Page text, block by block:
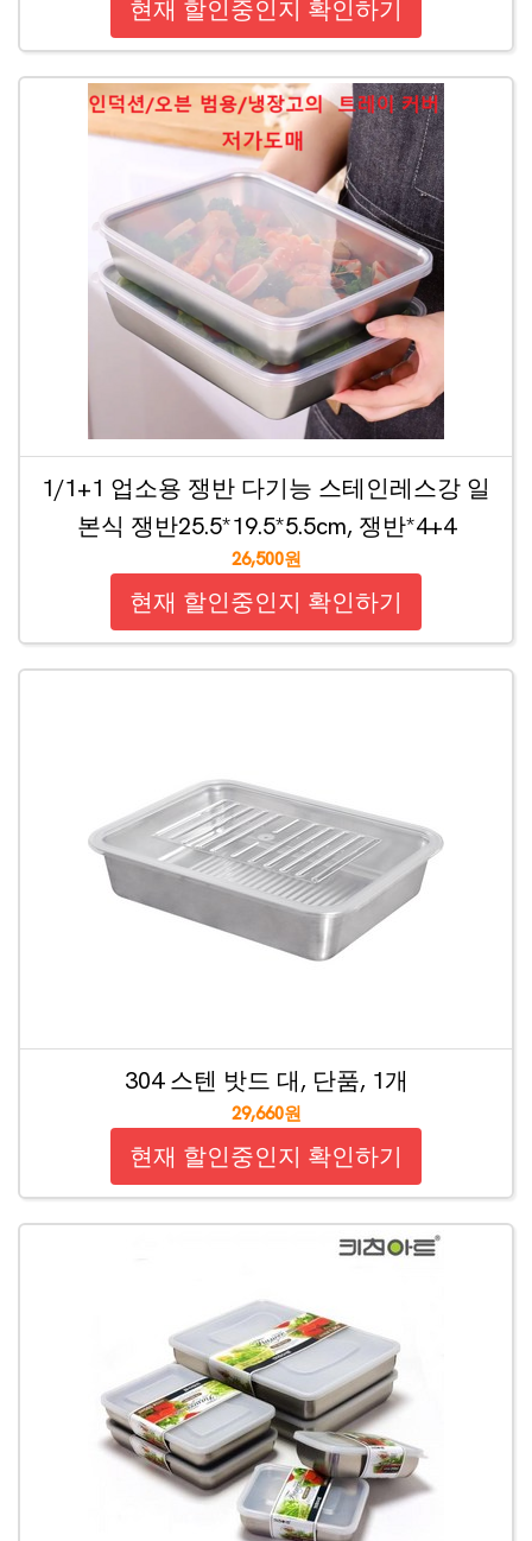
현재 할인중인지 확인하기
1/1+1 업소용 쟁반 다기능 스테인레스강 일
본식 쟁반25.5*19.5*5.5cm, 쟁반*4+4
26,500원
현재 할인중인지 확인하기
304 스텐 밧드 대, 단품, 1개
29,660원
현재 할인중인지 확인하기